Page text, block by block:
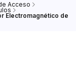
Acceso
Electromagnético de